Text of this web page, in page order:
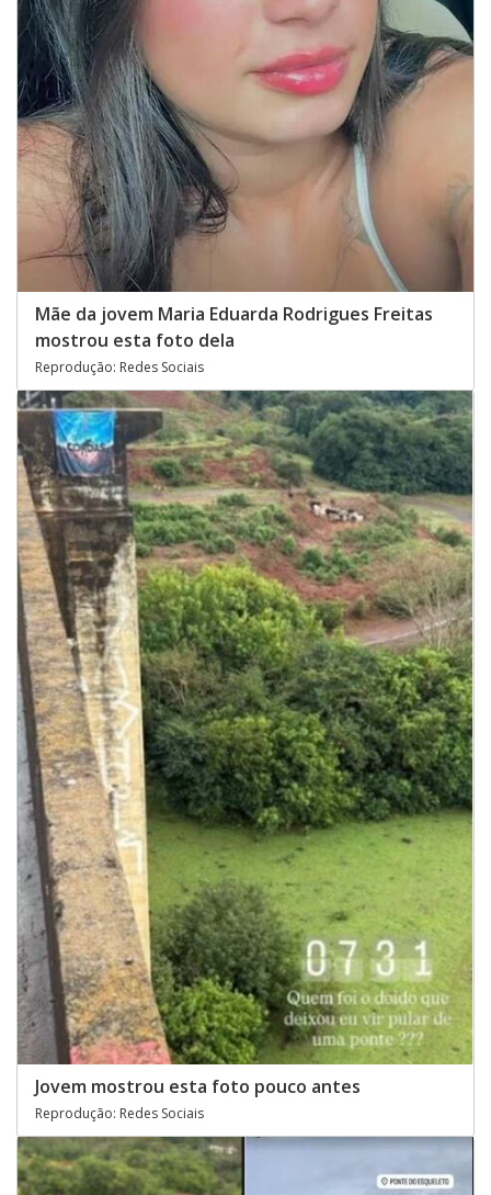
Mãe da jovem Maria Eduarda Rodrigues Freitas
mostrou esta foto dela
Reprodução: Redes Sociais
Jovem mostrou esta foto pouco antes
Reprodução: Redes Sociais